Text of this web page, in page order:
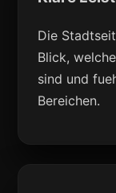
Die
Blick,
sind und
Bereichen.